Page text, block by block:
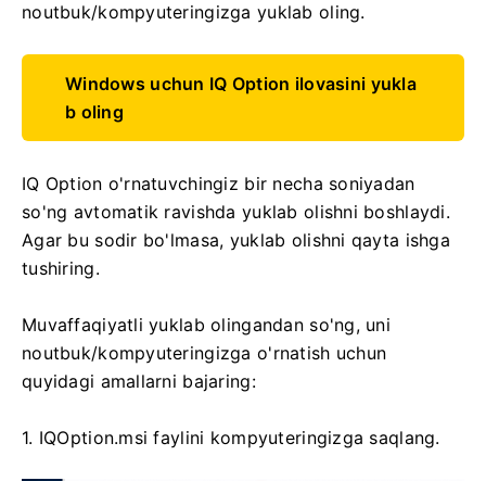
noutbuk/kompyuteringizga yuklab oling.
Windows uchun IQ Option ilovasini yukla
b oling
IQ Option o'rnatuvchingiz bir necha soniyadan
so'ng avtomatik ravishda yuklab olishni boshlaydi.
Agar bu sodir bo'lmasa, yuklab olishni qayta ishga
tushiring.
Muvaffaqiyatli yuklab olingandan so'ng, uni
noutbuk/kompyuteringizga o'rnatish uchun
quyidagi amallarni bajaring:
1. IQOption.msi faylini kompyuteringizga saqlang.